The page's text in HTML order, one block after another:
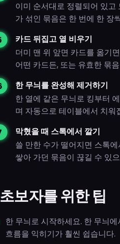
이미 순서대로 정렬되어 있고
가 섞인 묶음은 한 번에 한 장
카드 뒤집고 열 비우기
더미 맨 위 앞면 카드를 옮기
어떤 카드든, 또는 유효한 묶
한 무늬를 완성해 제거하기
한 열에 같은 무늬로 킹부터
며 자동으로 테이블에서 치
막혔을 때 스톡에서 깔기
쓸 만한 수가 떨어지면 스톡
쌓아 가던 묶음이 끊길 수 있
초보자를 위한 팁
한 무늬로 시작하세요. 한 무늬
흐름을 익히기가 훨씬 쉽습니다.